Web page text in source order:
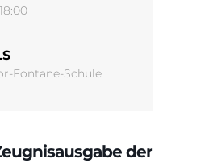
Fontane-Schule
der